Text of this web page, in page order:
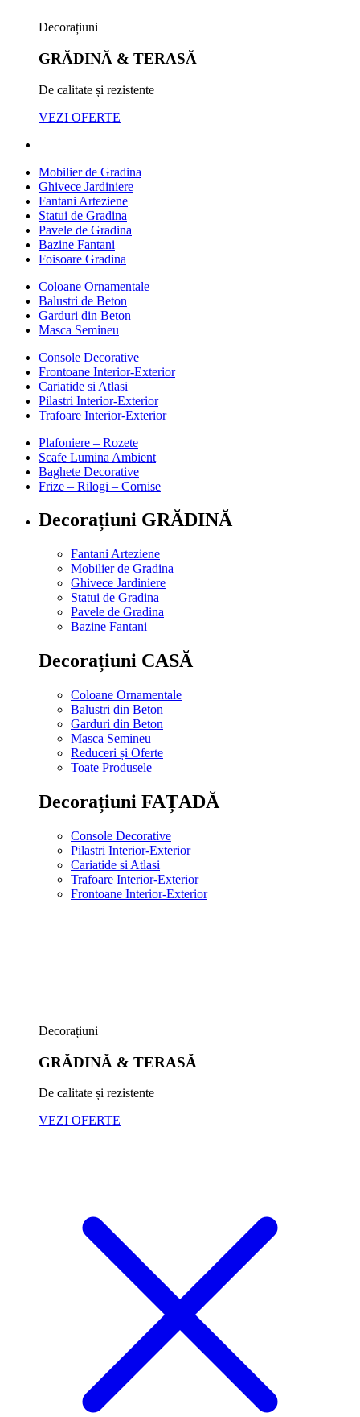
Decorațiuni
GRĂDINĂ & TERASĂ
De calitate și rezistente
VEZI OFERTE
Mobilier de Gradina
Ghivece Jardiniere
Fantani Arteziene
Statui de Gradina
Pavele de Gradina
Bazine Fantani
Foisoare Gradina
Coloane Ornamentale
Balustri de Beton
Garduri din Beton
Masca Semineu
Console Decorative
Frontoane Interior-Exterior
Cariatide si Atlasi
Pilastri Interior-Exterior
Trafoare Interior-Exterior
Plafoniere – Rozete
Scafe Lumina Ambient
Baghete Decorative
Frize – Rilogi – Cornise
Decorațiuni GRĂDINĂ
Fantani Arteziene
Mobilier de Gradina
Ghivece Jardiniere
Statui de Gradina
Pavele de Gradina
Bazine Fantani
Decorațiuni CASĂ
Coloane Ornamentale
Balustri din Beton
Garduri din Beton
Masca Semineu
Reduceri și Oferte
Toate Produsele
Decorațiuni FAȚADĂ
Console Decorative
Pilastri Interior-Exterior
Cariatide si Atlasi
Trafoare Interior-Exterior
Frontoane Interior-Exterior
Decorațiuni
GRĂDINĂ & TERASĂ
De calitate și rezistente
VEZI OFERTE